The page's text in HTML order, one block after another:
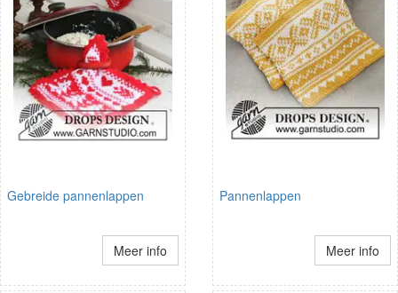
Gebreide pannenlappen
Meer info
Pannenlappen
Meer info